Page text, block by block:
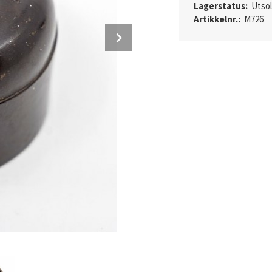
Lagerstatus:
Artikkelnr.: M726